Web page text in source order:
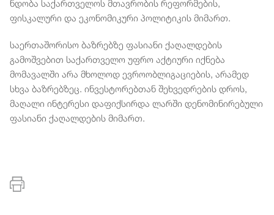
ნდობა საქართველოს მთავრობის რეფორმების,
ფისკალური და ეკონომიკური პოლიტიკის მიმართ.
საერთაშორისო ბაზრებზე ფასიანი ქაღალდების
გამოშვებით საქართველო უფრო აქტიური იქნება
მომავალში არა მხოლოდ ევროობლიგაციების, არამედ
სხვა ბაზრებზეც. ინვესტორებთან შეხვედრების დროს,
მაღალი ინტერესი დაფიქსირდა ლარში დენომინირებული
ფასიანი ქაღალდების მიმართ.